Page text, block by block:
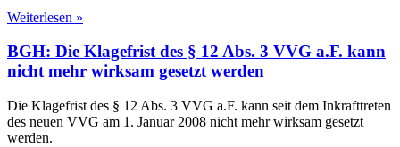
Weiterlesen »
BGH: Die Klagefrist des § 12 Abs. 3 VVG a.F. kann
nicht mehr wirksam gesetzt werden
Die Klagefrist des § 12 Abs. 3 VVG a.F. kann seit dem Inkrafttreten
des neuen VVG am 1. Januar 2008 nicht mehr wirksam gesetzt
werden.